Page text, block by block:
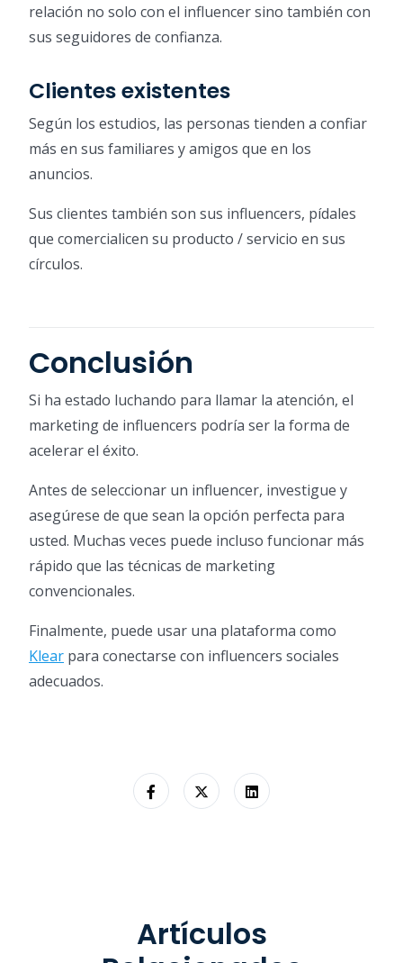
relación no solo con el influencer sino también con
sus seguidores de confianza.
Clientes existentes
Según los estudios, las personas tienden a confiar
más en sus familiares y amigos que en los
anuncios.
Sus clientes también son sus influencers, pídales
que comercialicen su producto / servicio en sus
círculos.
Conclusión
Si ha estado luchando para llamar la atención, el
marketing de influencers podría ser la forma de
acelerar el éxito.
Antes de seleccionar un influencer, investigue y
asegúrese de que sean la opción perfecta para
usted. Muchas veces puede incluso funcionar más
rápido que las técnicas de marketing
convencionales.
Finalmente, puede usar una plataforma como
Klear para conectarse con influencers sociales
adecuados.
Artículos